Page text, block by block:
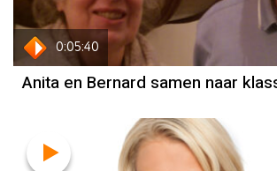
0:05:40
Anita en Bernard samen naar